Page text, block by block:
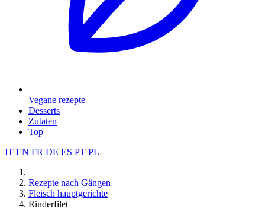
Vegane rezepte
Desserts
Zutaten
Top
IT EN FR DE ES PT PL
Rezepte nach Gängen
Fleisch hauptgerichte
Rinderfilet